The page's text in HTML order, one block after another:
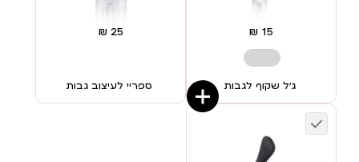
ג’ל שקוף לגבות ספריי לעיצוב גבות